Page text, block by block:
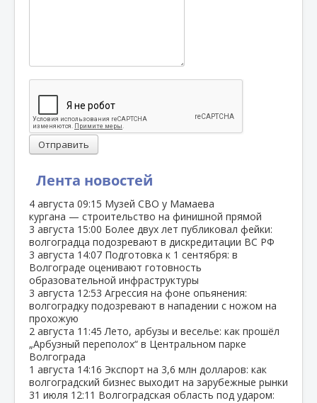
Лента новостей
4 августа 09:15 Музей СВО у Мамаева
кургана — строительство на финишной прямой
3 августа 15:00 Более двух лет публиковал фейки:
волгоградца подозревают в дискредитации ВС РФ
3 августа 14:07 Подготовка к 1 сентября: в
Волгограде оценивают готовность
образовательной инфраструктуры
3 августа 12:53 Агрессия на фоне опьянения:
волгоградку подозревают в нападении с ножом на
прохожую
2 августа 11:45 Лето, арбузы и веселье: как прошёл
„Арбузный переполох“ в Центральном парке
Волгограда
1 августа 14:16 Экспорт на 3,6 млн долларов: как
волгоградский бизнес выходит на зарубежные рынки
31 июля 12:11 Волгоградская область под ударом:
Отправить